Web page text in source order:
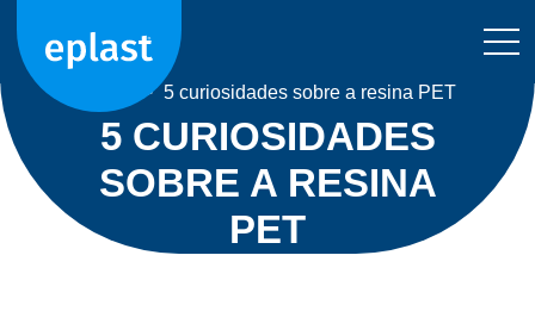
> 5 curiosidades sobre a resina PET
5 CURIOSIDADES
SOBRE A RESINA
PET